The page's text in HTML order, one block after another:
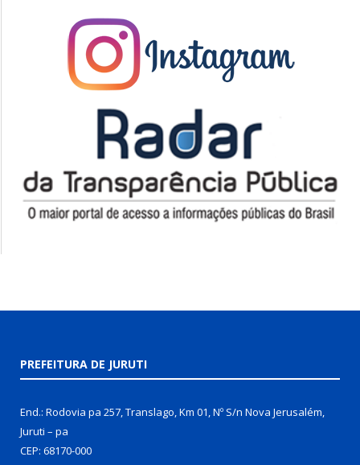
PREFEITURA DE JURUTI
End.: Rodovia pa 257, Translago, Km 01, Nº S/n Nova Jerusalém,
Juruti – pa
CEP: 68170-000